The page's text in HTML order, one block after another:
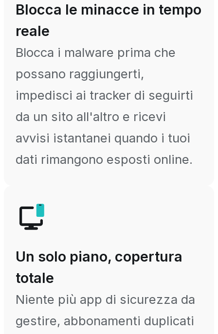
Blocca le minacce in tempo
reale
Blocca i malware prima che
possano raggiungerti,
impedisci ai tracker di seguirti
da un sito all'altro e ricevi
avvisi istantanei quando i tuoi
dati rimangono esposti online.
Un solo piano, copertura
totale
Niente più app di sicurezza da
gestire, abbonamenti duplicati